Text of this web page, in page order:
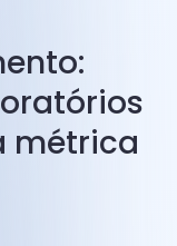
métrica